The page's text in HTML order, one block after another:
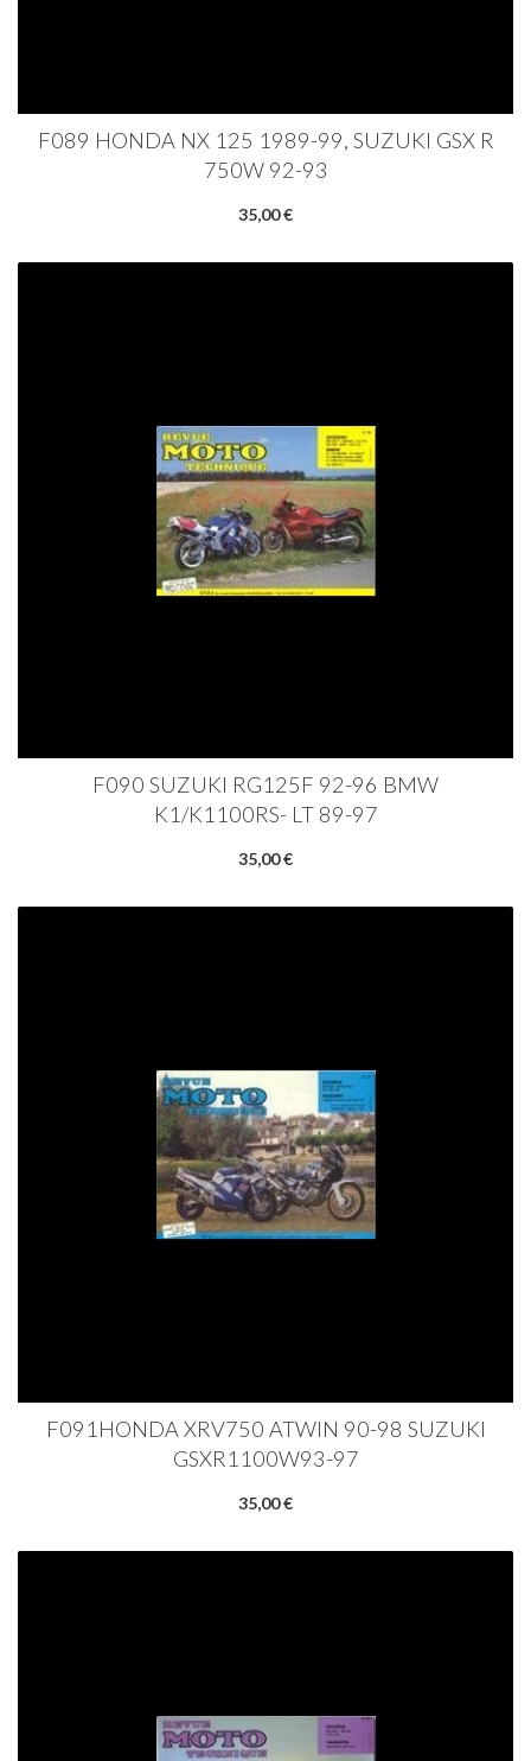
F089 HONDA NX 125 1989-99, SUZUKI GSX R
750W 92-93
35,00 €
F090 SUZUKI RG125F 92-96 BMW
K1/K1100RS- LT 89-97
35,00 €
F091HONDA XRV750 ATWIN 90-98 SUZUKI
GSXR1100W93-97
35,00 €